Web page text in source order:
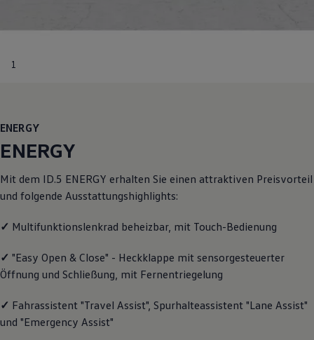
Digitale Extras
Dienste für Ihr Modell finden
Volkswagen Apps, Login und Shop
Handy und Fahrzeug verbinden
Über Ihr Auto
Kundeninformationen
Volkswagen Kundenbetreuung
Warn- und Kontrollleuchten
Digitale Betriebsanleitung
Live Beratung
Magazin
1
ENERGY
ENERGY
Mit dem ID.5 ENERGY erhalten Sie einen attraktiven Preisvorteil
und folgende Ausstattungshighlights:
✓ Multifunktionslenkrad beheizbar, mit Touch-Bedienung
✓ "Easy Open & Close" - Heckklappe mit sensorgesteuerter
Öffnung und Schließung, mit Fernentriegelung
✓ Fahrassistent "Travel Assist", Spurhalteassistent "Lane Assist"
und "Emergency Assist"